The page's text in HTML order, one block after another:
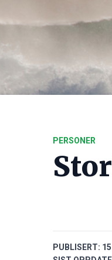
PERSONER
PUBLISERT: